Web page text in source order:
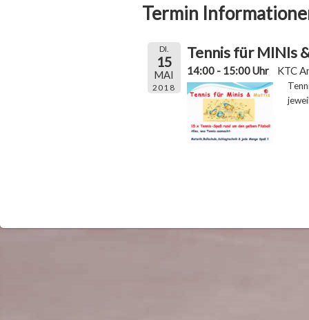
Termin
DI.
15
MAI
2018
Tennis für MINIs
14:00 - 15:00 Uhr KTC